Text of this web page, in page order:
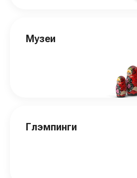
Музеи
Глэмпинги